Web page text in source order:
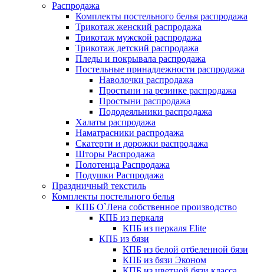
Распродажа
Комплекты постельного белья распродажа
Трикотаж женский распродажа
Трикотаж мужской распродажа
Трикотаж детский распродажа
Пледы и покрывала распродажа
Постельные принадлежности распродажа
Наволочки распродажа
Простыни на резинке распродажа
Простыни распродажа
Пододеяльники распродажа
Халаты распродажа
Наматрасники распродажа
Скатерти и дорожки распродажа
Шторы Распродажа
Полотенца Распродажа
Подушки Распродажа
Праздничный текстиль
Комплекты постельного белья
КПБ О`Лена собственное производство
КПБ из перкаля
КПБ из перкаля Elite
КПБ из бязи
КПБ из белой отбеленной бязи
КПБ из бязи Эконом